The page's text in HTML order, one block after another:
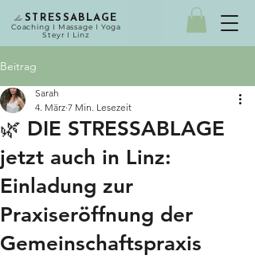
die STRESSABLAGE
Coaching I Massage I Yoga
Steyr I Linz
Beitrag
🌿 DIE STRESSABLAGE
jetzt auch in Linz:
Einladung zur
Praxiseröffnung der
Gemeinschaftspraxis
Sarah
4. März 7 Min. Lesezeit